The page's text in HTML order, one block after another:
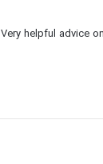
helpful advice